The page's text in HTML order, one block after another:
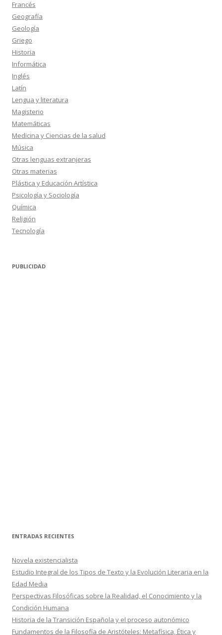
Francés
Geografía
Geología
Griego
Historia
Informática
Inglés
Latín
Lengua y literatura
Magisterio
Matemáticas
Medicina y Ciencias de la salud
Música
Otras lenguas extranjeras
Otras materias
Plástica y Educación Artística
Psicología y Sociología
Química
Religión
Tecnología
PUBLICIDAD
ENTRADAS RECIENTES
Novela existencialista
Estudio Integral de los Tipos de Texto y la Evolución Literaria en la
Edad Media
Perspectivas Filosóficas sobre la Realidad, el Conocimiento y la
Condición Humana
Historia de la Transición Española y el proceso autonómico
Fundamentos de la Filosofía de Aristóteles: Metafísica, Ética y